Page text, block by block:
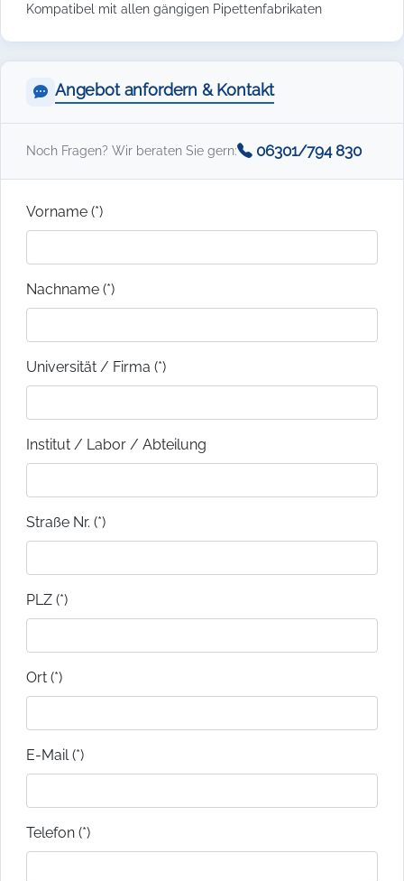
Kompatibel mit allen gängigen Pipettenfabrikaten
Angebot anfordern & Kontakt
Noch Fragen? Wir beraten Sie gern: 06301/794 830
Vorname (*)
Nachname (*)
Universität / Firma (*)
Institut / Labor / Abteilung
Straße Nr. (*)
PLZ (*)
Ort (*)
E-Mail (*)
Telefon (*)